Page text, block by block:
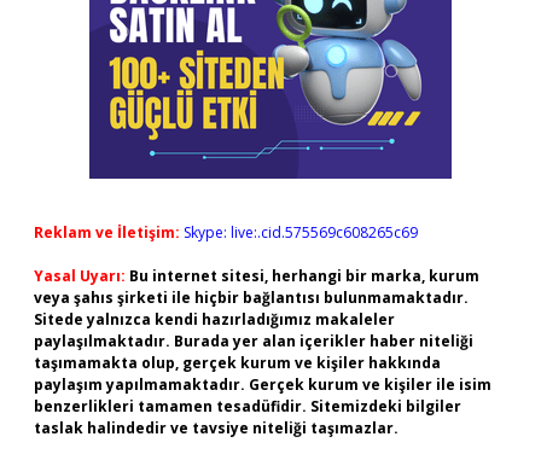
Reklam ve İletişim: Skype: live:.cid.575569c608265c69
Yasal Uyarı: Bu internet sitesi, herhangi bir marka, kurum
veya şahıs şirketi ile hiçbir bağlantısı bulunmamaktadır.
Sitede yalnızca kendi hazırladığımız makaleler
paylaşılmaktadır. Burada yer alan içerikler haber niteliği
taşımamakta olup, gerçek kurum ve kişiler hakkında
paylaşım yapılmamaktadır. Gerçek kurum ve kişiler ile isim
benzerlikleri tamamen tesadüfidir. Sitemizdeki bilgiler
taslak halindedir ve tavsiye niteliği taşımazlar.